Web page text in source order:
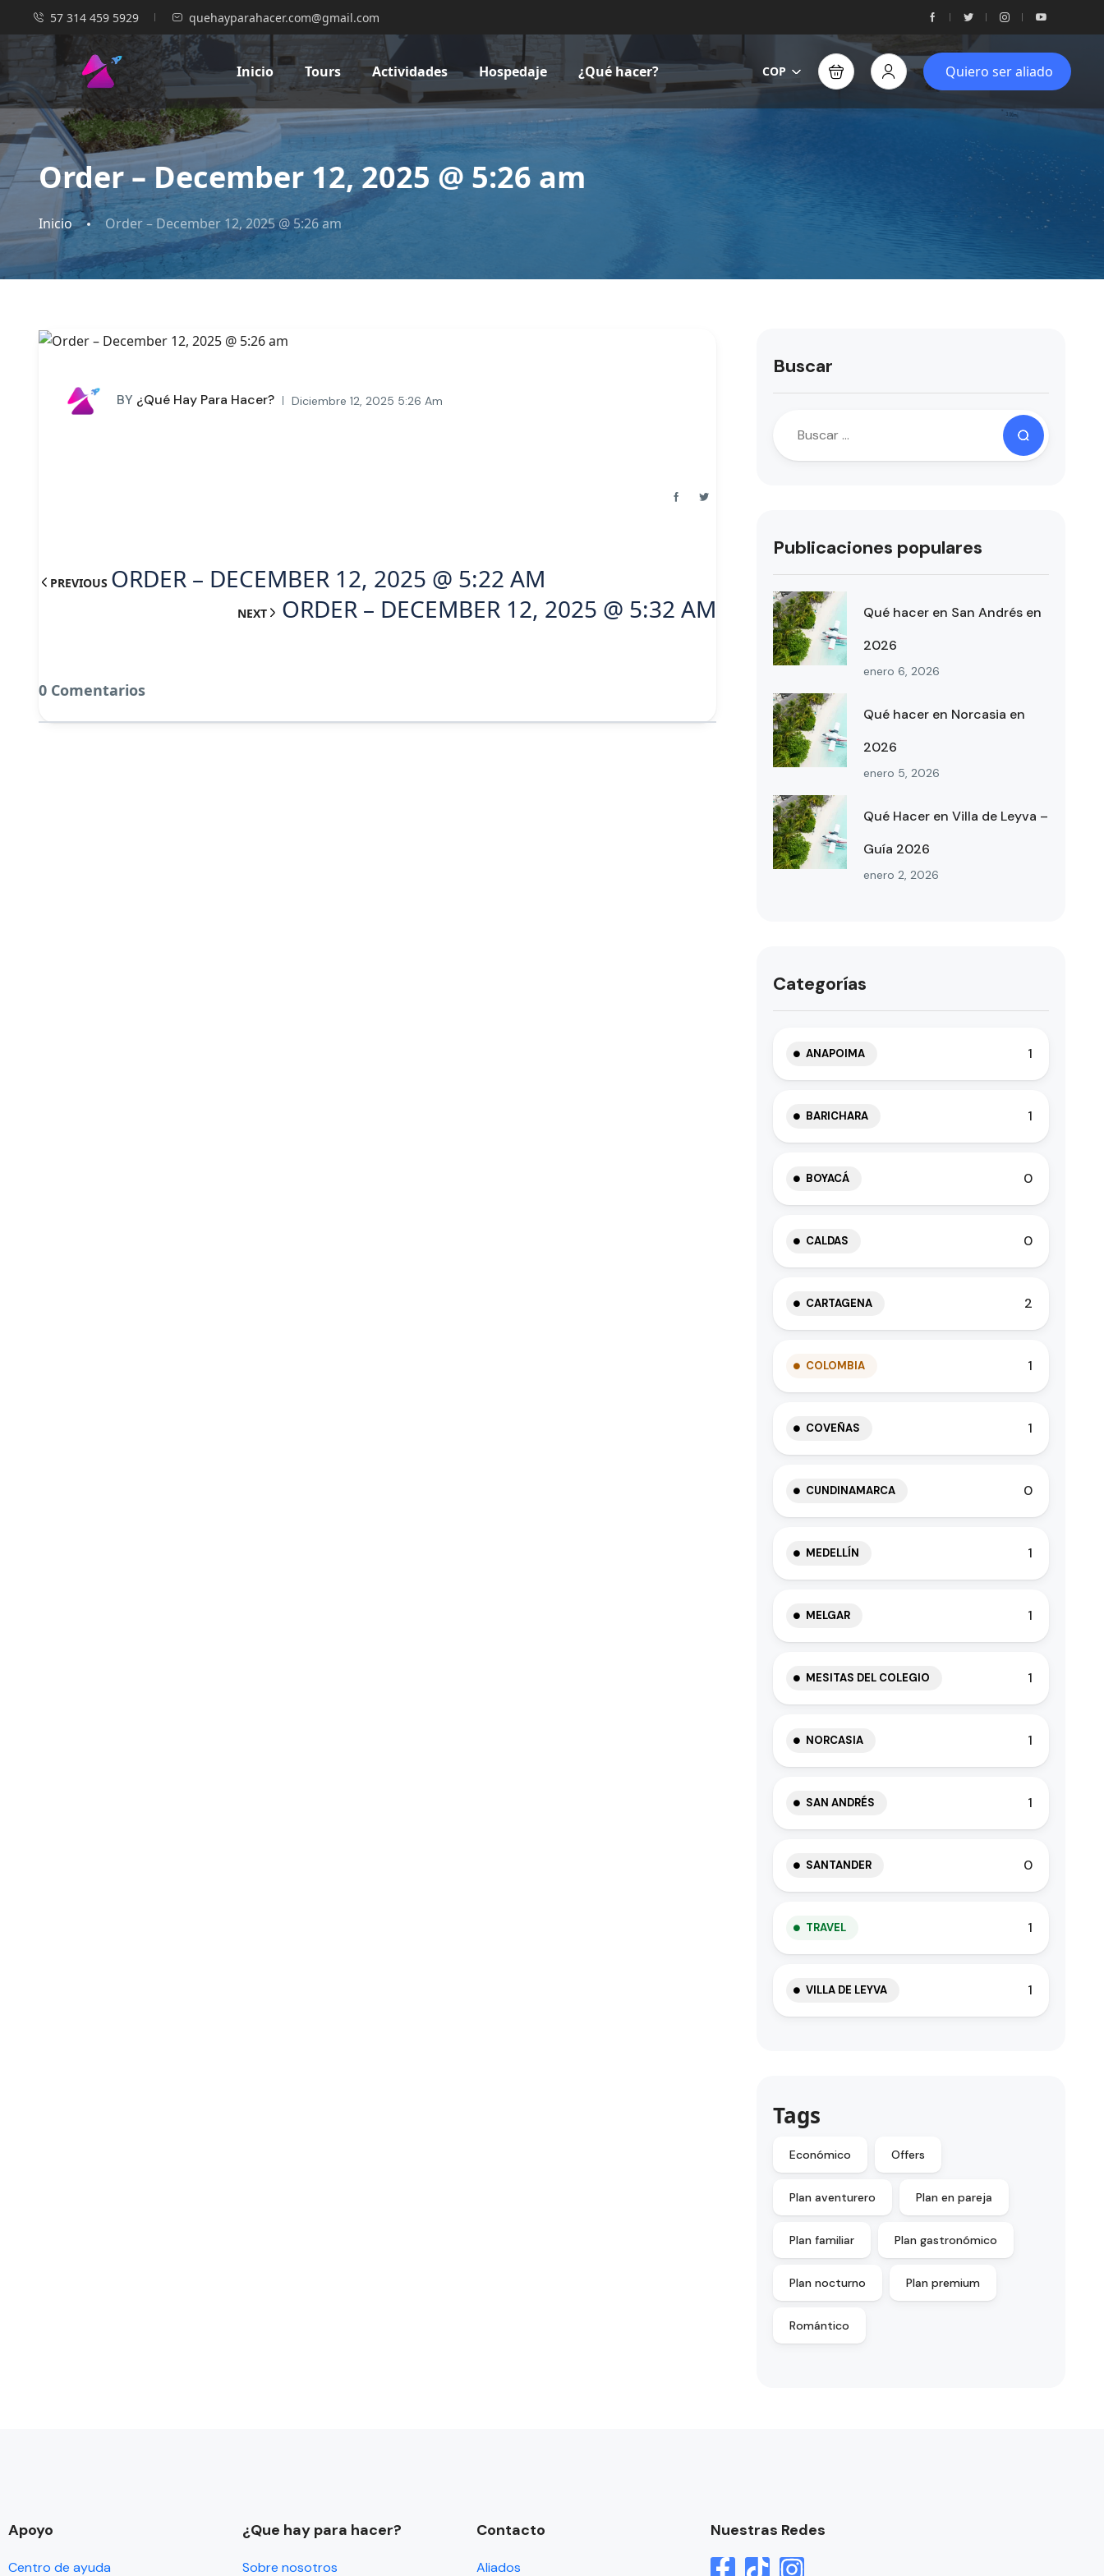
57 314 459 5929 quehayparahacer.com@gmail.com
Inicio Tours Actividades Hospedaje ¿Qué hacer? COP Quiero ser aliado
Order – December 12, 2025 @ 5:26 am
Inicio Order – December 12, 2025 @ 5:26 am
BY ¿Qué Hay Para Hacer? Diciembre 12, 2025 5:26 Am
PREVIOUS ORDER – DECEMBER 12, 2025 @ 5:22 AM
NEXT ORDER – DECEMBER 12, 2025 @ 5:32 AM
0 Comentarios
Buscar
Publicaciones populares
Qué hacer en San Andrés en
2026
enero 6, 2026
Qué hacer en Norcasia en
2026
enero 5, 2026
Qué Hacer en Villa de Leyva –
Guía 2026
enero 2, 2026
Categorías
ANAPOIMA 1
BARICHARA 1
BOYACÁ 0
CALDAS 0
CARTAGENA 2
COLOMBIA 1
COVEÑAS 1
CUNDINAMARCA 0
MEDELLÍN 1
MELGAR 1
MESITAS DEL COLEGIO 1
NORCASIA 1
SAN ANDRÉS 1
SANTANDER 0
TRAVEL 1
VILLA DE LEYVA 1
Tags
Económico Offers
Plan aventurero Plan en pareja
Plan familiar Plan gastronómico
Plan nocturno Plan premium
Romántico
Apoyo
Centro de ayuda
¿Que hay para hacer?
Sobre nosotros
Contacto
Aliados
Nuestras Redes